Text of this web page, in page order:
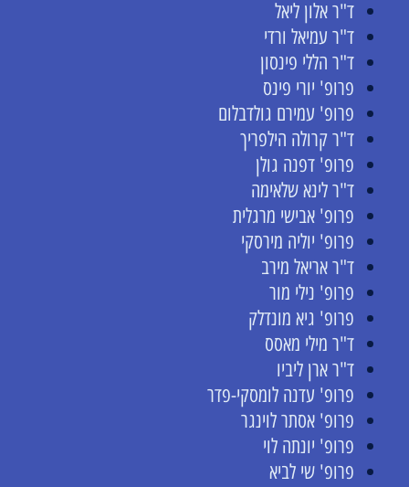
ד"ר אלון ליאל
ד"ר עמיאל ורדי
ד"ר הללי פינסון
פרופ' יורי פינס
פרופ' עמירם גולדבלום
ד"ר קרולה הילפריך
פרופ' דפנה גולן
ד"ר לינא שלאימה
פרופ' אבישי מרגלית
פרופ' יוליה מירסקי
ד"ר אריאל מירב
פרופ' נילי מור
פרופ' גיא מונדלק
ד"ר מילי מאסס
ד"ר ארן ליביו
פרופ' עדנה לומסקי-פדר
פרופ' אסתר לוינגר
פרופ' יונתה לוי
פרופ' שי לביא